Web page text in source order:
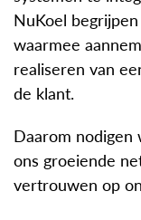
NuKoel
waarmee
realiseren van
de klant.
Daarom nodigen
ons groeiende
vertrouwen op